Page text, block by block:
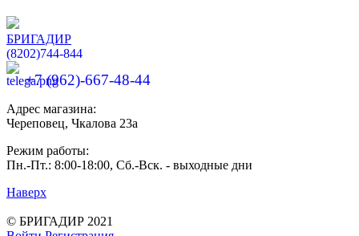
БРИГАДИР
(8202)744-844
+7 (962)-667-48-44
Адрес магазина:
Череповец, Чкалова 23а
Режим работы:
Пн.-Пт.: 8:00-18:00, Сб.-Вск. - выходные дни
Наверх
© БРИГАДИР 2021